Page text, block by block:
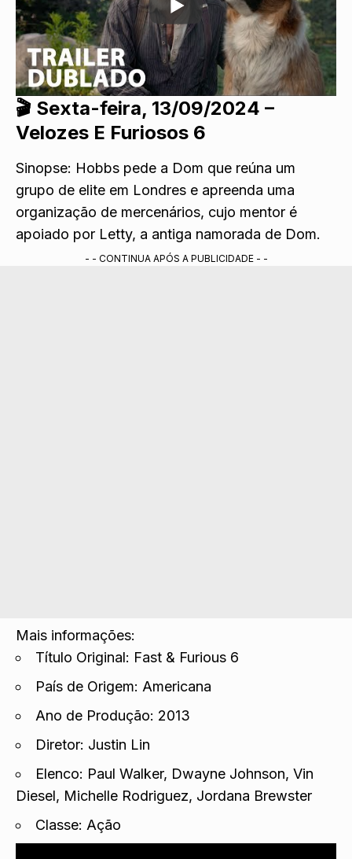
🎬 Sexta-feira, 13/09/2024 –
Velozes E Furiosos 6
Sinopse: Hobbs pede a Dom que reúna um
grupo de elite em Londres e apreenda uma
organização de mercenários, cujo mentor é
apoiado por Letty, a antiga namorada de Dom.
- - CONTINUA APÓS A PUBLICIDADE - -
Mais informações:
Título Original: Fast & Furious 6
País de Origem: Americana
Ano de Produção: 2013
Diretor: Justin Lin
Elenco: Paul Walker, Dwayne Johnson, Vin
Diesel, Michelle Rodriguez, Jordana Brewster
Classe: Ação